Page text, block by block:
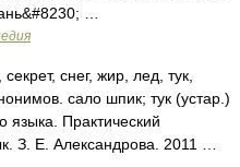
…
снег, жир, лед, тук,
сало шпик; тук (устар.)
языка. Практический
З. Е. Александрова. 2011 …